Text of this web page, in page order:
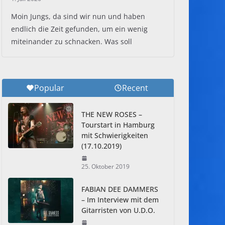
Moin Jungs, da sind wir nun und haben
endlich die Zeit gefunden, um ein wenig
miteinander zu schnacken. Was soll
Popular Recent
THE NEW ROSES –
Tourstart in Hamburg
mit Schwierigkeiten
(17.10.2019)
25. Oktober 2019
FABIAN DEE DAMMERS
– Im Interview mit dem
Gitarristen von U.D.O.